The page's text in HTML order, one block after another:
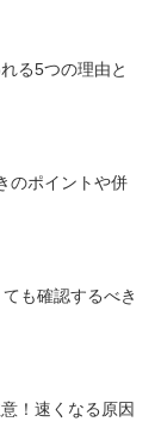
る5つの理由と
のポイントや併
も確認するべき
！速くなる原因